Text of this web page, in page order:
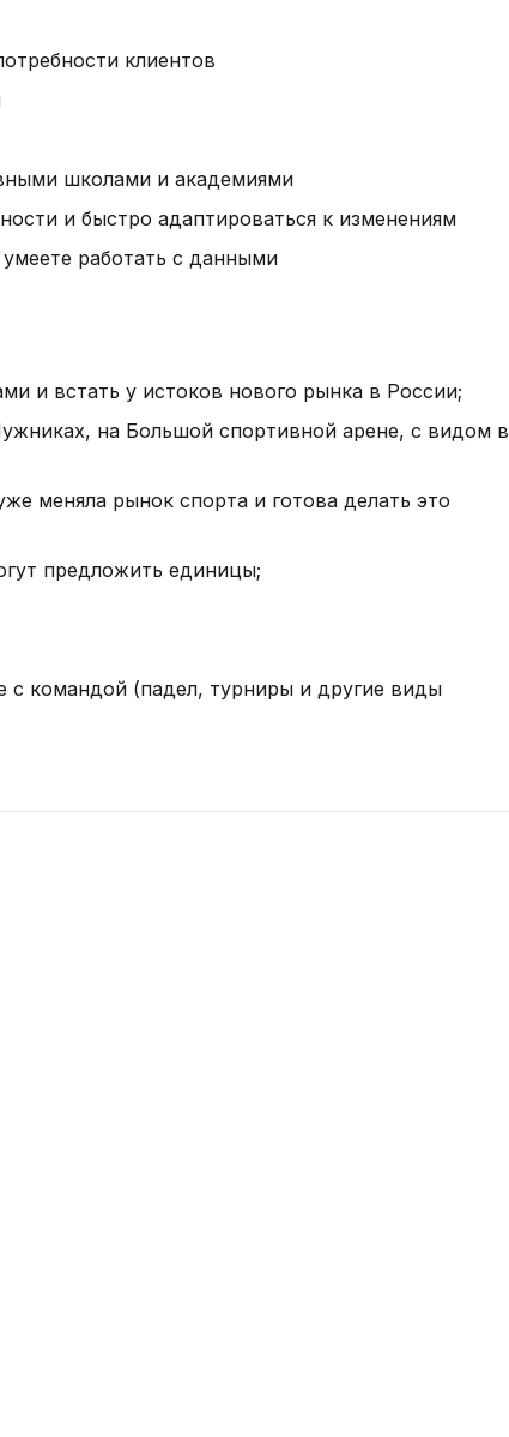
клиентов
школами и академиями
и быстро адаптироваться к изменениям
работать с данными
и встать у истоков нового рынка в России;
на Большой спортивной арене, с видом в
меняла рынок спорта и готова делать это
предложить единицы;
с командой (падел, турниры и другие виды